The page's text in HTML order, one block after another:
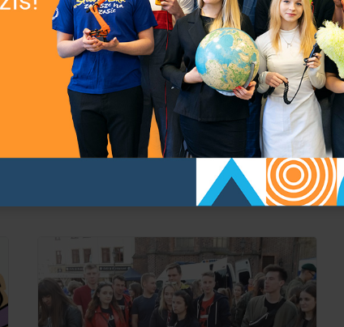
szkole Konkurs Wiedzy o Austrii, adresowany
do uczniów naszej szkoły zainteresowanych
historią, tradycją i kulturą tego kraju. Celem
konkursu była popularyzacja wiedzy o tym
szczególnym kraju niemieckiego o [...]
Czytaj dalej